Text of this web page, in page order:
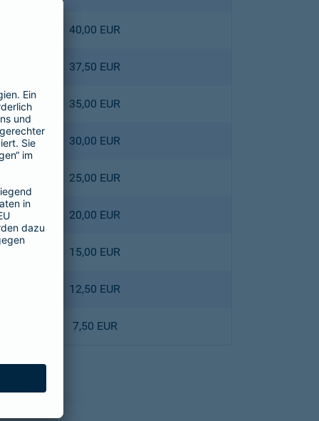
40,00 EUR
37,50 EUR
35,00 EUR
30,00 EUR
25,00 EUR
20,00 EUR
15,00 EUR
12,50 EUR
7,50 EUR